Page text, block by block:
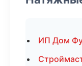
ИП Дом